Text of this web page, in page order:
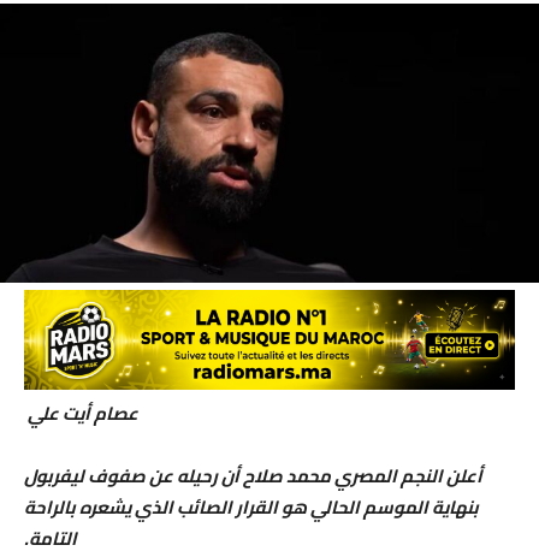
عصام أيت علي
أعلن النجم المصري محمد صلاح أن رحيله عن صفوف ليفربول
بنهاية الموسم الحالي هو القرار الصائب الذي يشعره بالراحة
التامة.